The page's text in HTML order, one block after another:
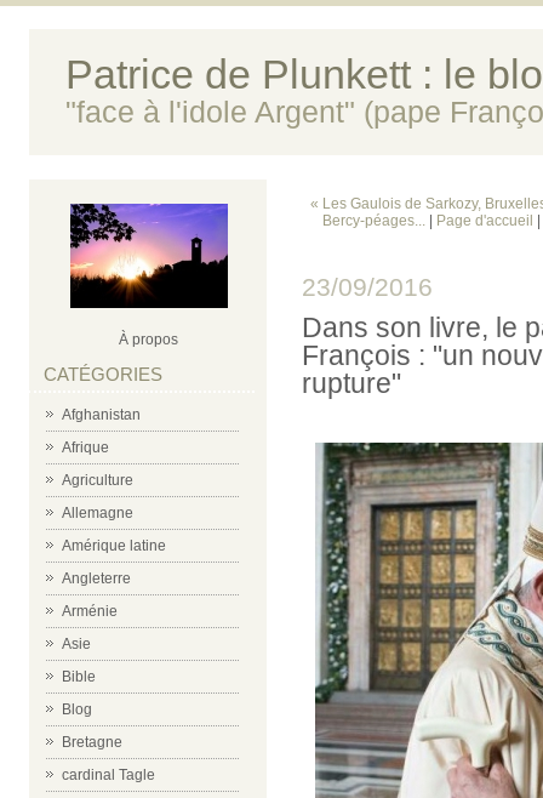
Patrice de Plunkett : le
"face à l'idole Argent" (pape
À propos
CATÉGORIES
Afghanistan
Afrique
Agriculture
Allemagne
Amérique latine
Angleterre
Arménie
Asie
Bible
Blog
Bretagne
cardinal Tagle
« Les Gaulois de Sarkozy,
Bercy-péages...
Page d'accueil
23/09/2016
Dans son livre, le
François : "un
rupture"